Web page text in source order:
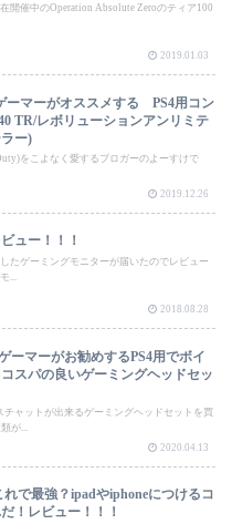
開催中のOperation Absolute Zeroのティア100
2019.01.03
ーマーがオススメする PS4用コン
TR/レボリューションアンリミテ
ー)
をこよなく愛するブロガーのよーすけで
2019.12.26
ュー！！！
たゲーミングモニターが届いたのでレビュー
...
2018.08.28
ーマーがお勧めするPS4用でボイ
スパの良いゲーミングヘッドセッ
チャットが出来るゲーミングヘッドセットを買
が...
2020.04.13
れで最強？ipadやiphoneにつけるコ
！レビュー！！！